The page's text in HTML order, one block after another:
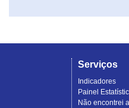
Serviços
Indicadores
Painel
Não encontrei